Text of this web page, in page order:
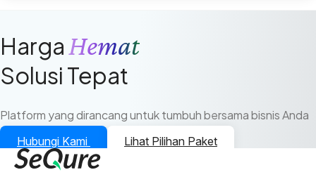
HargaHemat
Solusi Tepat
Platform yang dirancang untuk tumbuh bersama bisnis Anda
Hubungi Kami Lihat Pilihan Paket